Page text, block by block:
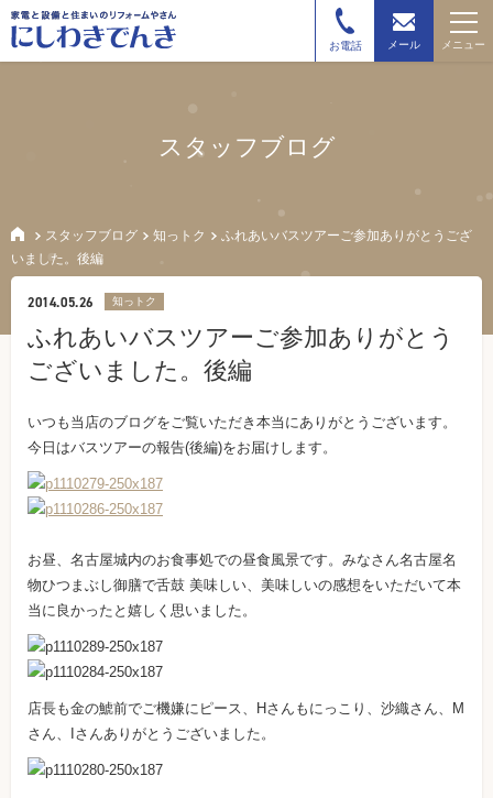
お電話 メール メニュー
スタッフブログ
スタッフブログ 知っトク
ふれあいバスツアーご参加ありがとうござ
いました。後編
2014.05.26 知っトク
ふれあいバスツアーご参加ありがとう
ございました。後編
いつも当店のブログをご覧いただき本当にありがとうございます。
今日はバスツアーの報告(後編)をお届けします。
お昼、名古屋城内のお食事処での昼食風景です。みなさん名古屋名
物ひつまぶし御膳で舌鼓 美味しい、美味しいの感想をいただいて本
当に良かったと嬉しく思いました。
店長も金の鯱前でご機嫌にピース、Hさんもにっこり、沙織さん、M
さん、Iさんありがとうございました。